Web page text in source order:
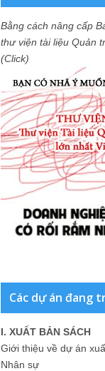
Bằng cách nâng cấp
thư viện tài liệu Quản
(Click)
Các dự án đang
I. XUẤT BẢN SÁCH
Giới thiệu về dự án
Nhân sự